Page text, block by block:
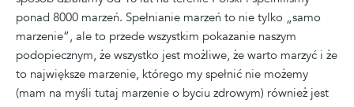
ponad 8000 marzeń. Spełnianie marzeń to nie tylko „samo
marzenie”, ale to przede wszystkim pokazanie naszym
podopiecznym, że wszystko jest możliwe, że warto marzyć i że
to największe marzenie, którego my spełnić nie możemy
(mam na myśli tutaj marzenie o byciu zdrowym) również jest